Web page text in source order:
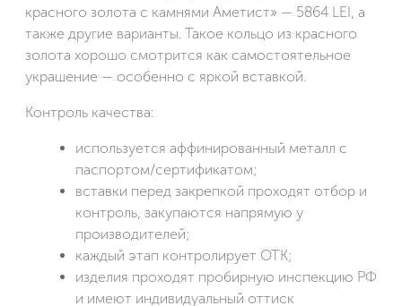
красного золота с камнями Аметист» — 5864 LEI, а
также другие варианты. Такое кольцо из красного
золота хорошо смотрится как самостоятельное
украшение — особенно с яркой вставкой.
Контроль качества:
используется аффинированный металл с
паспортом/сертификатом;
вставки перед закрепкой проходят отбор и
контроль, закупаются напрямую у
производителей;
каждый этап контролирует ОТК;
изделия проходят пробирную инспекцию РФ
и имеют индивидуальный оттиск